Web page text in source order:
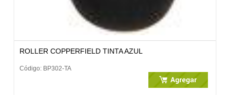
ROLLER COPPERFIELD TINTA AZUL
Código: BP302-TA